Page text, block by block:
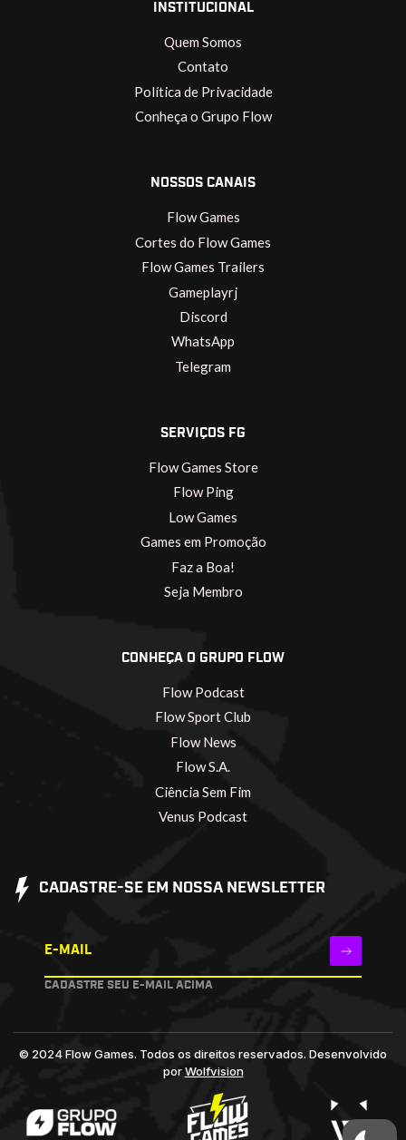
INSTITUCIONAL
Quem Somos
Contato
Política de Privacidade
Conheça o Grupo Flow
NOSSOS CANAIS
Flow Games
Cortes do Flow Games
Flow Games Trailers
Gameplayrj
Discord
WhatsApp
Telegram
SERVIÇOS FG
Flow Games Store
Flow Ping
Low Games
Games em Promoção
Faz a Boa!
Seja Membro
CONHEÇA O GRUPO FLOW
Flow Podcast
Flow Sport Club
Flow News
Flow S.A.
Ciência Sem Fim
Venus Podcast
CADASTRE-SE EM NOSSA NEWSLETTER
E-MAIL
CADASTRE SEU E-MAIL ACIMA
© 2024 Flow Games. Todos os direitos reservados. Desenvolvido
porWolfvision